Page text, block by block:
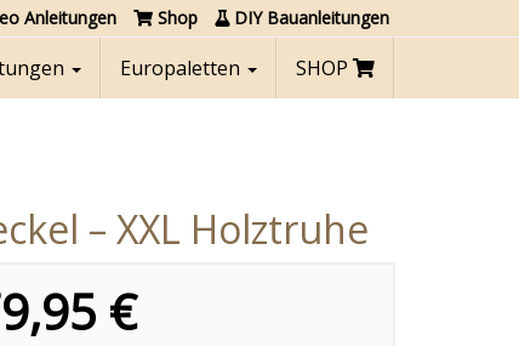
Anleitungen Shop DIY Bauanleitungen
Europaletten SHOP
– XXL Holztruhe
€